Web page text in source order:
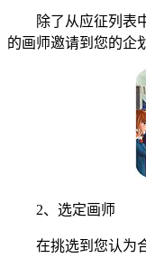
除了从应征列表中
的画师邀请到您的企
2、选定画师
在挑选到您认为合